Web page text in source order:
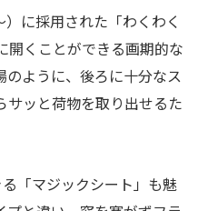
に採用された「わくわく
開くことができる画期的な
ように、後ろに十分なス
サッと荷物を取り出せるた
「マジックシート」も魅